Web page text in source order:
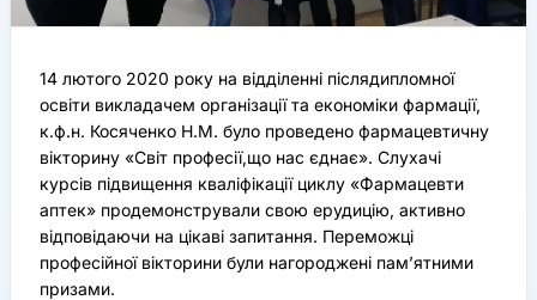
14 лютого 2020 року на відділенні післядипломної
освіти викладачем організації та економіки фармації,
к.ф.н. Косяченко Н.М. було проведено фармацевтичну
вікторину «Світ професії,що нас єднає». Слухачі
курсів підвищення кваліфікації циклу «Фармацевти
аптек» продемонстрували свою ерудицію, активно
відповідаючи на цікаві запитання. Переможці
професійної вікторини були нагороджені пам’ятними
призами.